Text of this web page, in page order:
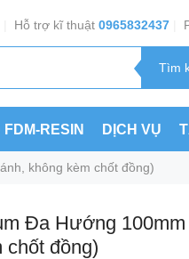
| Hỗ trợ kĩ thuật 0965832437|
FDM-RESIN DỊCH VỤ
không kèm chốt đồng)
Đa Hướng
chốt đồng)